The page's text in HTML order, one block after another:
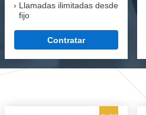
Llamadas ilimitadas desde
fijo
Contratar